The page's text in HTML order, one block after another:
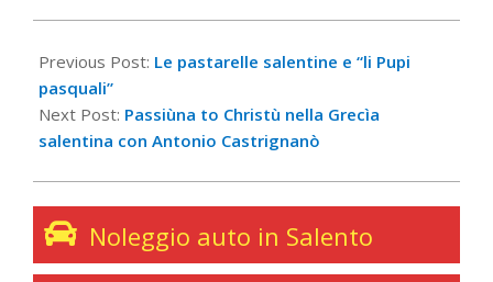
04-
10
Previous Post: Le pastarelle salentine e “li Pupi
pasquali”
Next Post: Passiùna to Christù nella Grecìa
salentina con Antonio Castrignanò
Noleggio auto in Salento